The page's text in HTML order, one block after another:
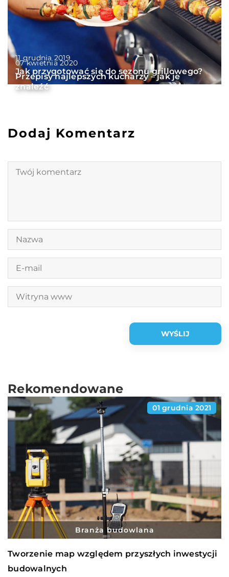
11 grudnia 2019
Jak przygotować się do sezonu grillowego?
07 kwietnia 2020
Przepisy najlepszych kucharzy – jak je
znaleźć
Dodaj Komentarz
Rekomendowane
01 grudnia 2021
Branża budowlana
Tworzenie map względem przyszłych inwestycji
budowalnych